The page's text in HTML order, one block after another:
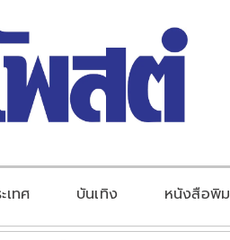
เทศ บันเทิง หนังสือพิ